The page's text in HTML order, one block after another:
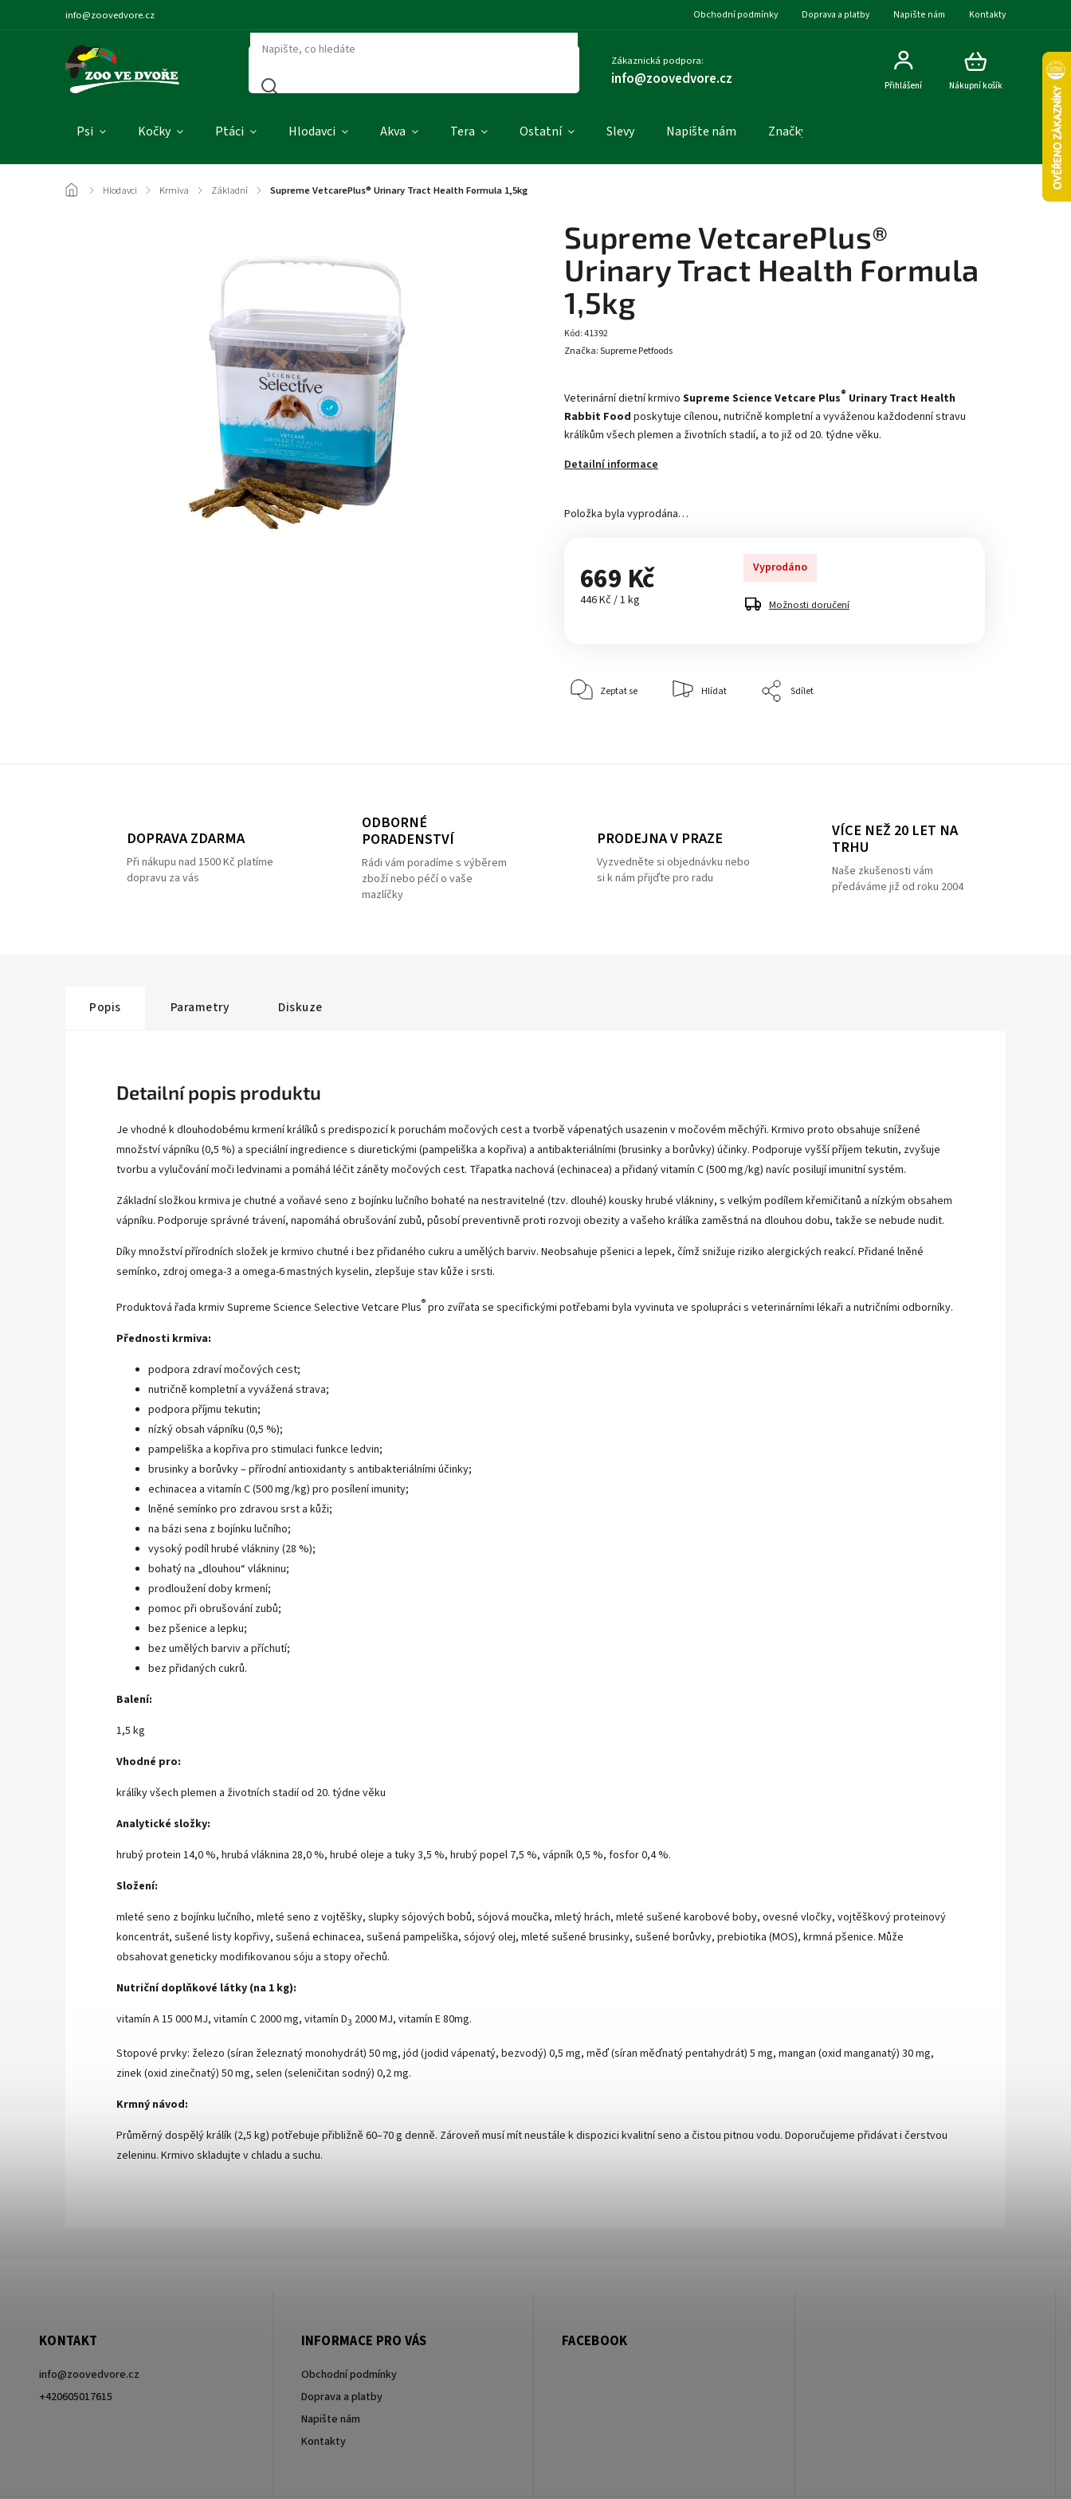
info@zoovedvore.cz Obchodní podmínky Doprava a platby Napište nám Kontakty
Zákaznická podpora:
info@zoovedvore.cz Nákupní košík
Přihlášení
Psi Kočky Ptáci Hlodavci Akva Tera Ostatní Slevy Napište nám Značky
/ Hlodavci / Krmiva / Základní / Supreme VetcarePlus® Urinary Tract Health Formula 1,5kg
Supreme VetcarePlus®
Urinary Tract Health Formula
1,5kg
Kód:41392
Veterinární dietní krmivo Supreme Science Vetcare Plus® Urinary Tract Health
Rabbit Food poskytuje cílenou, nutričně kompletní a vyváženou každodenní stravu
králíkům všech plemen a životních stadií, a to již od 20. týdne věku.
Detailní informace
Značka:Supreme Petfoods
Položka byla vyprodána…
669 Kč
446 Kč / 1 kg
Vyprodáno
Možnosti doručení
Zeptat se Hlídat Sdílet
DOPRAVA ZDARMA
Při nákupu nad 1500 Kč platíme
dopravu za vás
ODBORNÉ
PORADENSTVÍ
Rádi vám poradíme s výběrem
zboží nebo péčí o vaše
mazlíčky
PRODEJNA V PRAZE
Vyzvedněte si objednávku nebo
si k nám přijďte pro radu
VÍCE NEŽ 20 LET NA
TRHU
Naše zkušenosti vám
předáváme již od roku 2004
Popis Parametry Diskuze
Detailní popis produktu
Je vhodné k dlouhodobému krmení králíků s predispozicí k poruchám močových cest a tvorbě vápenatých usazenin v močovém měchýři. Krmivo proto obsahuje snížené
množství vápníku (0,5 %) a speciální ingredience s diuretickými (pampeliška a kopřiva) a antibakteriálními (brusinky a borůvky) účinky. Podporuje vyšší příjem tekutin, zvyšuje
tvorbu a vylučování moči ledvinami a pomáhá léčit záněty močových cest. Třapatka nachová (echinacea) a přidaný vitamín C (500 mg/kg) navíc posilují imunitní systém.
Základní složkou krmiva je chutné a voňavé seno z bojínku lučního bohaté na nestravitelné (tzv. dlouhé) kousky hrubé vlákniny, s velkým podílem křemičitanů a nízkým obsahem
vápníku. Podporuje správné trávení, napomáhá obrušování zubů, působí preventivně proti rozvoji obezity a vašeho králíka zaměstná na dlouhou dobu, takže se nebude nudit.
Díky množství přírodních složek je krmivo chutné i bez přidaného cukru a umělých barviv. Neobsahuje pšenici a lepek, čímž snižuje riziko alergických reakcí. Přidané lněné
semínko, zdroj omega-3 a omega-6 mastných kyselin, zlepšuje stav kůže i srsti.
Produktová řada krmiv Supreme Science Selective Vetcare Plus®pro zvířata se specifickými potřebami byla vyvinuta ve spolupráci s veterinárními lékaři a nutričními odborníky.
Přednosti krmiva:
podpora zdraví močových cest;
nutričně kompletní a vyvážená strava;
podpora příjmu tekutin;
nízký obsah vápníku (0,5 %);
pampeliška a kopřiva pro stimulaci funkce ledvin;
brusinky a borůvky – přírodní antioxidanty s antibakteriálními účinky;
echinacea a vitamín C (500 mg/kg) pro posílení imunity;
lněné semínko pro zdravou srst a kůži;
na bázi sena z bojínku lučního;
vysoký podíl hrubé vlákniny (28 %);
bohatý na „dlouhou“ vlákninu;
prodloužení doby krmení;
pomoc při obrušování zubů;
bez pšenice a lepku;
bez umělých barviv a příchutí;
bez přidaných cukrů.
Balení:
1,5 kg
Vhodné pro:
králíky všech plemen a životních stadií od 20. týdne věku
Analytické složky:
hrubý protein 14,0 %, hrubá vláknina 28,0 %, hrubé oleje a tuky 3,5 %, hrubý popel 7,5 %, vápník 0,5 %, fosfor 0,4 %.
Složení:
mleté seno z bojínku lučního, mleté seno z vojtěšky, slupky sójových bobů, sójová moučka, mletý hrách, mleté sušené karobové boby, ovesné vločky, vojtěškový proteinový
koncentrát, sušené listy kopřivy, sušená echinacea, sušená pampeliška, sójový olej, mleté sušené brusinky, sušené borůvky, prebiotika (MOS), krmná pšenice. Může
obsahovat geneticky modifikovanou sóju a stopy ořechů.
Nutriční doplňkové látky (na 1 kg):
vitamín A 15 000 MJ, vitamín C 2000 mg, vitamín D3 2000 MJ, vitamín E 80mg.
Stopové prvky: železo (síran železnatý monohydrát) 50 mg, jód (jodid vápenatý, bezvodý) 0,5 mg, měď (síran měďnatý pentahydrát) 5 mg, mangan (oxid manganatý) 30 mg,
zinek (oxid zinečnatý) 50 mg, selen (seleničitan sodný) 0,2 mg.
Krmný návod:
Průměrný dospělý králík (2,5 kg) potřebuje přibližně 60–70 g denně. Zároveň musí mít neustále k dispozici kvalitní seno a čistou pitnou vodu. Doporučujeme přidávat i čerstvou
zeleninu. Krmivo skladujte v chladu a suchu.
KONTAKT
info@zoovedvore.cz
+420605017615
INFORMACE PRO VÁS
Obchodní podmínky
Doprava a platby
Napište nám
Kontakty
FACEBOOK